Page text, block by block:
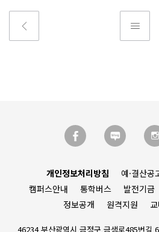
개인정보처리방침 예·결산공
캠퍼스안내
통학버스 발전기금
정보공개
원격지원
46234 부산광역시 금정구 금샘로485번길